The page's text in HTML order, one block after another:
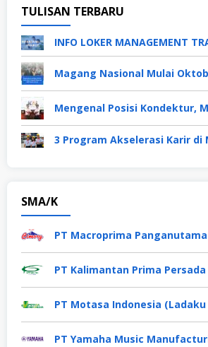
TULISAN TERBARU
INFO LOKER MANAGEMENT
SMA/K
PT Macroprima
PT Kalimantan Prima Persada
PT Motasa Indonesia
PT Yamaha Music